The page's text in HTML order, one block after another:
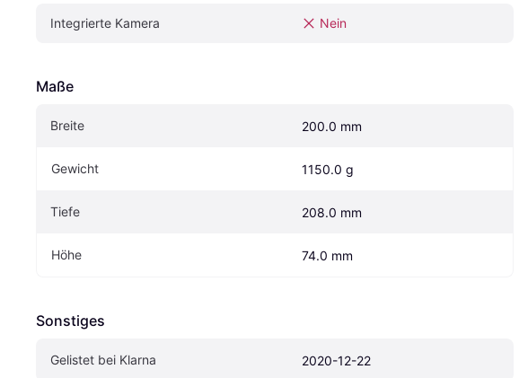
Integrierte Kamera Nein
Maße
Breite 200.0 mm
Gewicht 1150.0 g
Tiefe 208.0 mm
Höhe 74.0 mm
Sonstiges
Gelistet bei Klarna 2020-12-22